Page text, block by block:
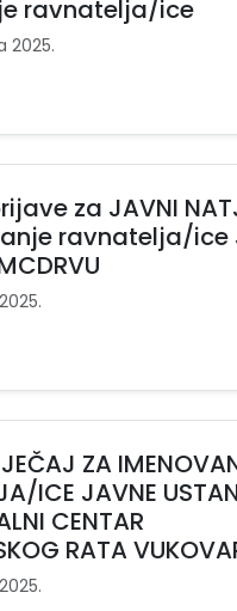
ravnatelja/ice
2025.
za JAVNI
ravnatelja/ice
ZA
ICE JAVNE
CENTAR
RATA